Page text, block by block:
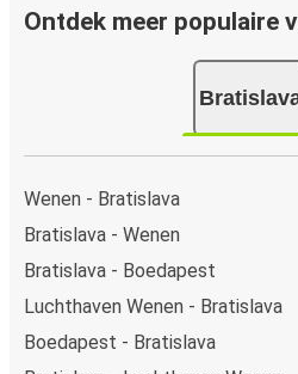
Club/JCB/Discover), PayPal en
onze verkooppunten kun je cash
Ontdek meer populaire
Wenen - Bratislava
Bratislava - Wenen
Bratislava - Boedapest
Luchthaven Wenen - Bratislava
Boedapest - Bratislava